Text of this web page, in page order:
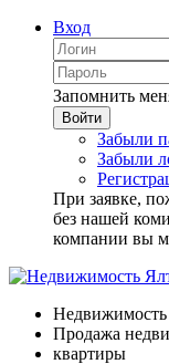
Вход
Запомнить
Войти
Забыли
Забыли
При заявке,
без нашей
компании вы
Недвижимость
Продажа
квартиры